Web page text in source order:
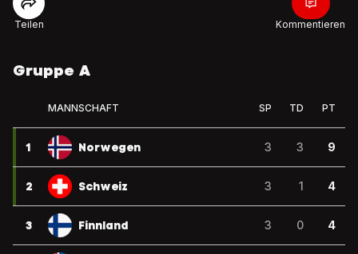
Teilen Kommentieren
Gruppe A
MANNSCHAFT SP TD PT
1 Norwegen 3 3 9
2 Schweiz 3 1 4
3 Finnland 3 0 4